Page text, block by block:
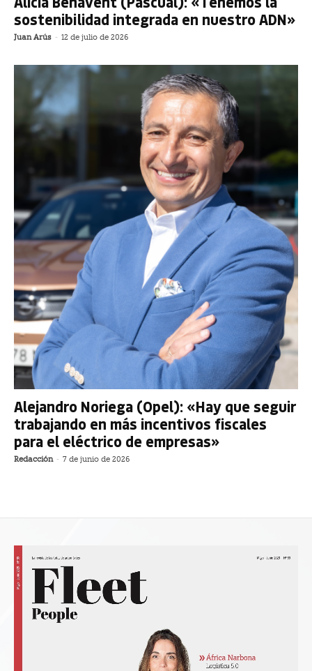
sostenibilidad integrada en nuestro ADN»
Juan Arús - 12 de julio de 2026
Alejandro Noriega (Opel): «Hay que seguir
trabajando en más incentivos fiscales
para el eléctrico de empresas»
Redacción - 7 de junio de 2026